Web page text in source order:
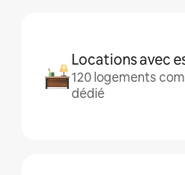
Locations avec
120 logements
dédié